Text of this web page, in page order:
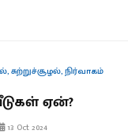
,சுற்றுச்சூழல்,நிர்வாகம்
ஏன்?
13 Oct 2024